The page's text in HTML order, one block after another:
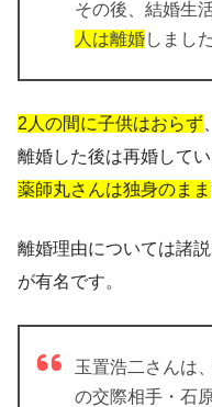
その後、結婚生
人は離婚しました
2人の間に子供はおらず
離婚した後は再婚してい
薬師丸さんは独身のまま
離婚理由については諸
が有名です。
玉置浩二さんは
の交際相手・石